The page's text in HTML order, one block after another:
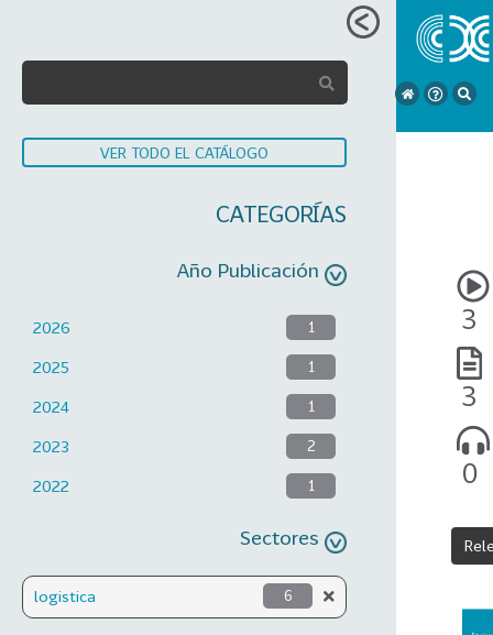
VER TODO EL CATÁLOGO
CATEGORÍAS
Año Publicación
2026 1
2025 1
2024 1
2023 2
2022 1
Sectores
logistica 6
3
3
0